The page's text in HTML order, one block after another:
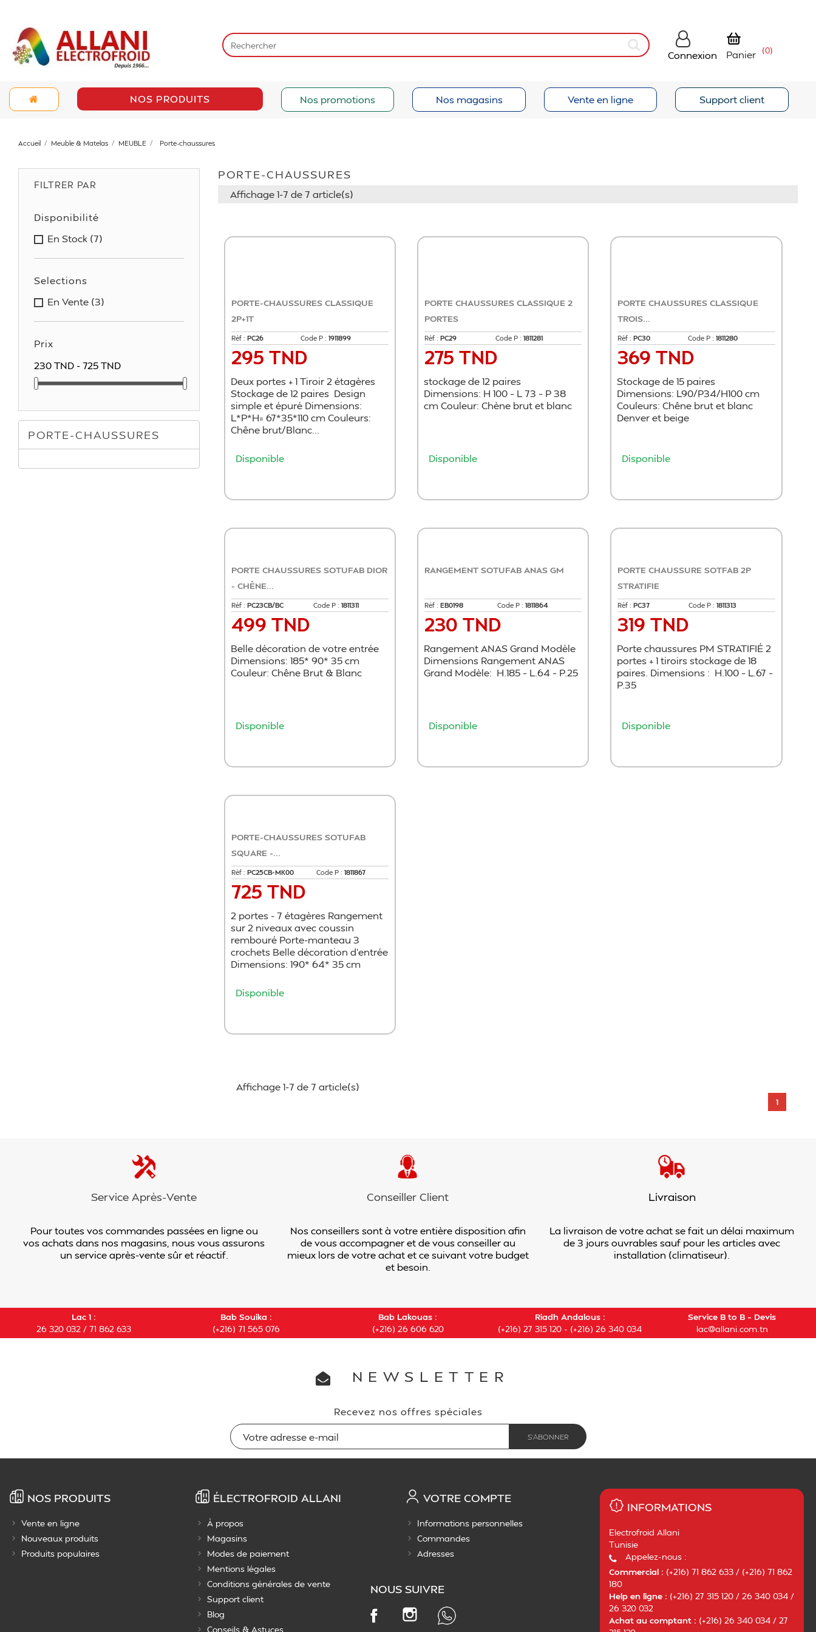
Connexion Panier (0)
NOS PRODUITS Nos promotions Nos magasins Vente en ligne Support client
Accueil Meuble & Matelas MEUBLE Porte-chaussures
FILTRER PAR
Disponibilité
En Stock (7)
Selections
En Vente (3)
Prix
230 TND - 725 TND
PORTE-CHAUSSURES
PORTE-CHAUSSURES
Affichage 1-7 de 7 article(s)
PORTE-CHAUSSURES CLASSIQUE
2P+1T
Réf : PC26 Code P :1911899
Prix
295 TND
Deux portes + 1 Tiroir 2 étagères
Stockage de 12 paires Design
simple et épuré Dimensions:
L*P*H= 67*35*110 cm Couleurs:
Chêne brut/Blanc...
Disponible
PORTE CHAUSSURES CLASSIQUE 2
PORTES
Réf : PC29 Code P :1811281
Prix
275 TND
stockage de 12 paires
Dimensions: H 100 – L 73 – P 38
cm Couleur: Chène brut et blanc
Disponible
PORTE CHAUSSURES CLASSIQUE
TROIS...
Réf :PC30 Code P :1811280
Prix
369 TND
Stockage de 15 paires
Dimensions: L90/P34/H100 cm
Couleurs: Chêne brut et blanc
Denver et beige
Disponible
PORTE CHAUSSURES SOTUFAB DIOR
- CHÊNE...
Réf : PC23CB/BC Code P : 1811311
Prix
499 TND
Belle décoration de votre entrée
Dimensions: 185* 90* 35 cm
Couleur: Chêne Brut & Blanc
Disponible
RANGEMENT SOTUFAB ANAS GM
Réf : EB0198 Code P : 1811864
Prix
230 TND
Rangement ANAS Grand Modèle
Dimensions Rangement ANAS
Grand Modèle: H.185 – L.64 – P.25
Disponible
PORTE CHAUSSURE SOTFAB 2P
STRATIFIE
Réf :PC37 Code P :1811313
Prix
319 TND
Porte chaussures PM STRATIFIÉ 2
portes + 1 tiroirs stockage de 18
paires. Dimensions : H.100 – L.67 –
P.35
Disponible
PORTE-CHAUSSURES SOTUFAB
SQUARE -...
Réf : PC25CB-MK00 Code P :1811867
Prix
725 TND
2 portes - 7 étagères Rangement
sur 2 niveaux avec coussin
rembouré Porte-manteau 3
crochets Belle décoration d'entrée
Dimensions: 190* 64* 35 cm
Disponible
Affichage 1-7 de 7 article(s)
1
Service Après-Vente
Pour toutes vos commandes passées en ligne ou
vos achats dans nos magasins, nous vous assurons
un service après-vente sûr et réactif.
Conseiller Client
Nos conseillers sont à votre entière disposition afin
de vous accompagner et de vous conseiller au
mieux lors de votre achat et ce suivant votre budget
et besoin.
Livraison
La livraison de votre achat se fait un délai maximum
de 3 jours ouvrables sauf pour les articles avec
installation (climatiseur).
Lac 1 :
26 320 032 / 71 862 633
Bab Souika :
(+216) 71 565 076
Bab Lakouas :
(+216) 26 606 620
Riadh Andalous :
(+216) 27 315 120 - (+216) 26 340 034
Service B to B – Devis
lac@allani.com.tn
NEWSLETTER
Recevez nos offres spéciales
NOS PRODUITS
Vente en ligne
Nouveaux produits
Produits populaires
ÉLECTROFROID ALLANI
À propos
Magasins
Modes de paiement
Mentions légales
Conditions générales de vente
Support client
Blog
Conseils & Astuces
VOTRE COMPTE
Informations personnelles
Commandes
Adresses
NOUS SUIVRE
Facebook Instagram
INFORMATIONS
Electrofroid Allani
Tunisie
Appelez-nous :
Commercial : (+216) 71 862 633 / (+216) 71 862
180
Help en ligne : (+216) 27 315 120 / 26 340 034 /
26 320 032
Achat au comptant : (+216) 26 340 034 / 27